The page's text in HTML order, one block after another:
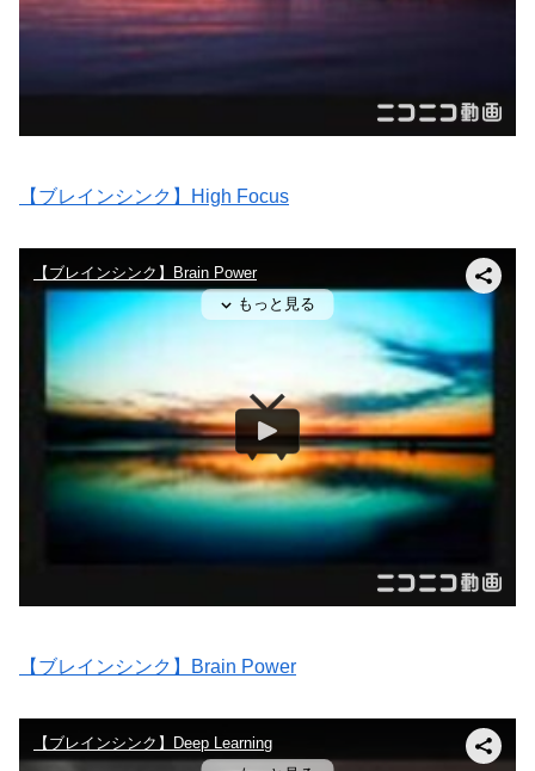
【ブレインシンク】High Focus
【ブレインシンク】Brain Power